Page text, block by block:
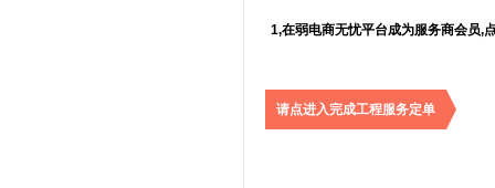
1,在弱电商无忧平台成为服务商会员,
请点进入完成工程服务定单